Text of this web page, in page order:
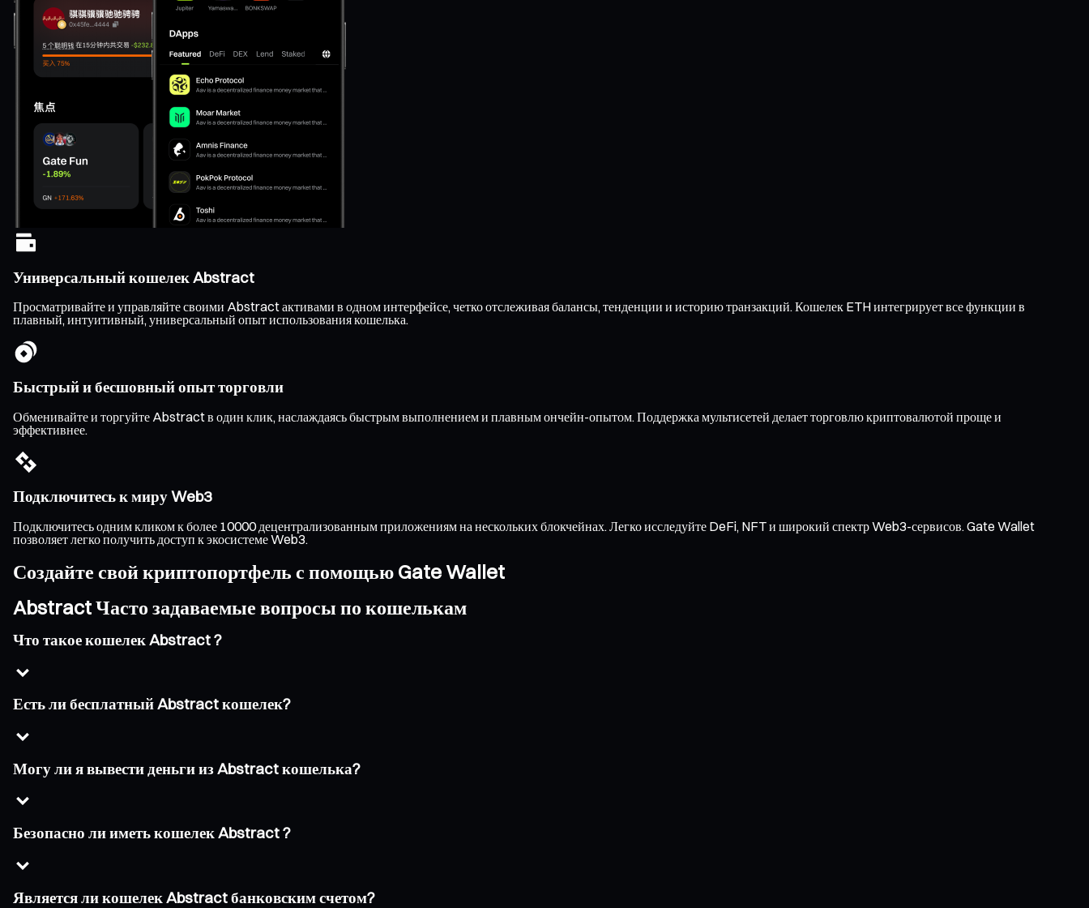
Универсальный кошелек Abstract
Просматривайте и управляйте своими Abstract активами в одном интерфейсе, четко отслеживая балансы, тенденции и историю транзакций. Кошелек ETH интегрирует все функции в
плавный, интуитивный, универсальный опыт использования кошелька.
Быстрый и бесшовный опыт торговли
Обменивайте и торгуйте Abstract в один клик, наслаждаясь быстрым выполнением и плавным ончейн-опытом. Поддержка мультисетей делает торговлю криптовалютой проще и
эффективнее.
Подключитесь к миру Web3
Подключитесь одним кликом к более 10000 децентрализованным приложениям на нескольких блокчейнах. Легко исследуйте DeFi, NFT и широкий спектр Web3-сервисов. Gate Wallet
позволяет легко получить доступ к экосистеме Web3.
Создайте свой криптопортфель с помощью Gate Wallet
Abstract Часто задаваемые вопросы по кошелькам
Что такое кошелек Abstract ?
Есть ли бесплатный Abstract кошелек?
Могу ли я вывести деньги из Abstract кошелька?
Безопасно ли иметь кошелек Abstract ?
Является ли кошелек Abstract банковским счетом?